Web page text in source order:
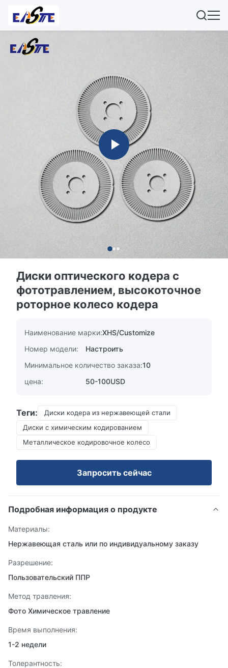
Диски оптического кодера с
фототравлением, высокоточное
роторное колесо кодера
Наименование марки:XHS/Customize
Номер модели:
Настроить
Минимальное количество заказа:10
цена:
50-100USD
Теги:
Диски кодера из нержавеющей стали
Диски с химическим кодированием
Металлическое кодировочное колесо
Запросить сейчас
Подробная информация о продукте
Материалы:
Нержавеющая сталь или по индивидуальному заказу
Разрешение:
Пользовательский ППР
Метод травления:
Фото Химическое травление
Время выполнения:
1-2 недели
Толерантность: